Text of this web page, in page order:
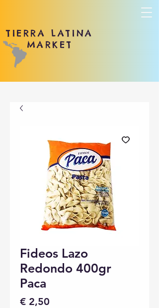
TIERRA LATINA
MARKET
Fideos Lazo
Redondo 400gr
Paca
€ 2,50